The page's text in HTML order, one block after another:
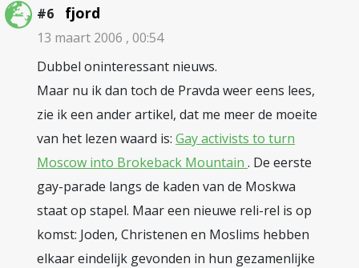
#6 fjord
13 maart 2006 , 00:54
Dubbel oninteressant nieuws.
Maar nu ik dan toch de Pravda weer eens lees,
zie ik een ander artikel, dat me meer de moeite
van het lezen waard is: Gay activists to turn
Moscow into Brokeback Mountain . De eerste
gay-parade langs de kaden van de Moskwa
staat op stapel. Maar een nieuwe reli-rel is op
komst: Joden, Christenen en Moslims hebben
elkaar eindelijk gevonden in hun gezamenlijke